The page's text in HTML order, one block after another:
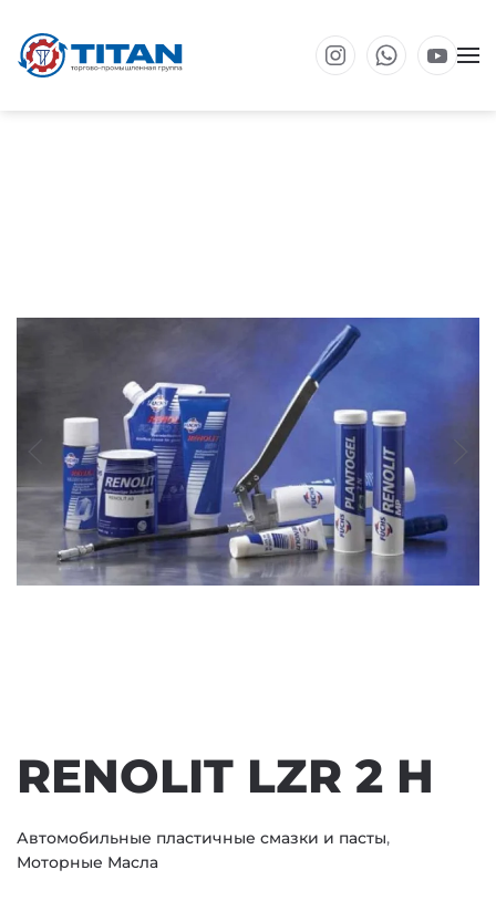
Перейти к основному содержанию
RENOLIT LZR 2 H
Автомобильные пластичные смазки и пасты,
Моторные Масла